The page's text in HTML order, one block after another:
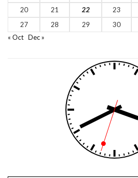
20
21 22 23
27
28 29
30
« Oct Dec »